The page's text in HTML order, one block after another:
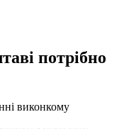
потрібно
виконкому